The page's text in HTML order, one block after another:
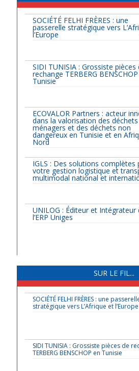
SOCIÉTÉ FELHI FRÈRES : une
passerelle stratégique vers
l’Europe
SIDI TUNISIA : Grossiste pièces
rechange TERBERG
Tunisie
ECOVALOR Partners : acteur
dans la valorisation des déchets
ménagers et des déchets non
dangereux en Tunisie et en
Nord
IGLS : Des solutions complètes
votre gestion logistique et
multimodal national et
UNILOG : Éditeur et Intégrateur
l’ERP Uniges
SUR LE FIL...
SOCIÉTÉ FELHI FRÈRES : une
stratégique vers L’Afrique et l’Europe
SIDI TUNISIA : Grossiste pièces de
TERBERG BENSCHOP en Tunisie